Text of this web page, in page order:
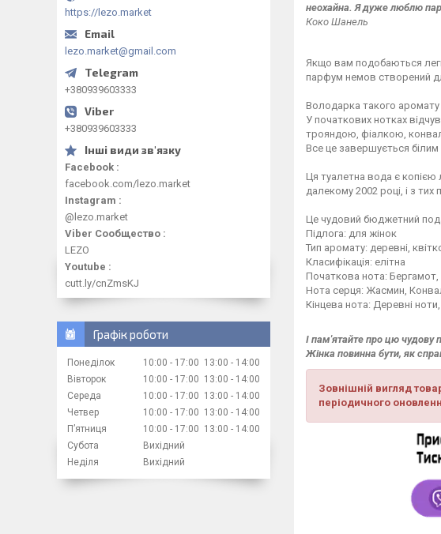
неохайна. Я дуже люблю
Коко Шанель
Якщо вам подобаються
парфум немов створений
Володарка такого аромату
У початкових нотках
трояндою, фіалкою,
Все це завершується
Ця туалетна вода є копією
далекому 2002 році, і з
Це чудовий бюджетний
Підлога: для жінок
Тип аромату: деревні,
Класифікація: елітна
Початкова нота:
Нота серця: Жасмин,
Кінцева нота: Деревні
І пам'ятайте про цю чудову
Жінка повинна бути, як
Зовнішній вигляд
періодичного
https://lezo.market
lezo.market@gmail.com
+380939603333
+380939603333
Facebook
facebook.com/lezo.market
Instagram
@lezo.market
Viber Сообщество
LEZO
Youtube
cutt.ly/cnZmsKJ
Графік роботи
Понеділок 10:00 17:00 13:00
14:00
Вівторок
10:00 17:00 13:00
14:00
Середа
10:00 17:00 13:00
14:00
Четвер
10:00 17:00 13:00
14:00
Пʼятниця
10:00 17:00 13:00
14:00
Субота
Вихідний
Неділя
Вихідний